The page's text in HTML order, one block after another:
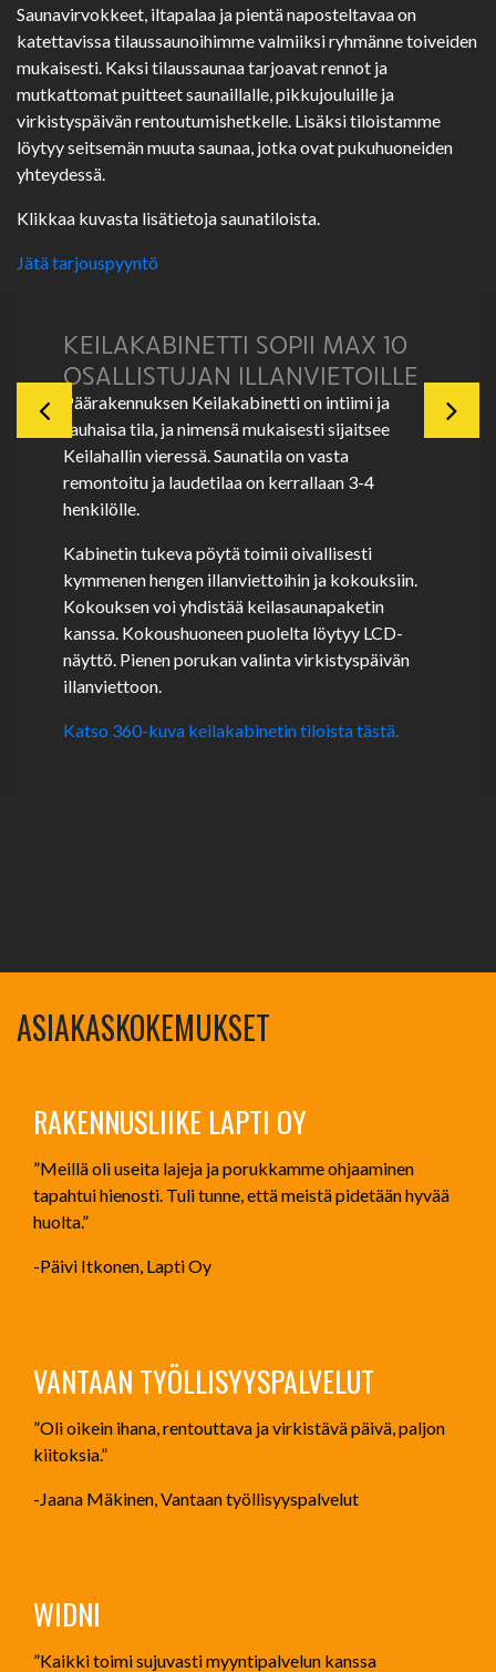
Saunavirvokkeet, iltapalaa ja pientä naposteltavaa on
katettavissa tilaussaunoihimme valmiiksi ryhmänne toiveiden
mukaisesti. Kaksi tilaussaunaa tarjoavat rennot ja
mutkattomat puitteet saunaillalle, pikkujouluille ja
virkistyspäivän rentoutumishetkelle. Lisäksi tiloistamme
löytyy seitsemän muuta saunaa, jotka ovat pukuhuoneiden
yhteydessä.
Klikkaa kuvasta lisätietoja saunatiloista.
Jätä tarjouspyyntö
KEILAKABINETTI SOPII MAX 10
OSALLISTUJAN ILLANVIETOILLE
Päärakennuksen Keilakabinetti on intiimi ja
rauhaisa tila, ja nimensä mukaisesti sijaitsee
Keilahallin vieressä. Saunatila on vasta
remontoitu ja laudetilaa on kerrallaan 3-4
henkilölle.
Kabinetin tukeva pöytä toimii oivallisesti
kymmenen hengen illanviettoihin ja kokouksiin.
Kokouksen voi yhdistää keilasaunapaketin
kanssa. Kokoushuoneen puolelta löytyy LCD-
näyttö. Pienen porukan valinta virkistyspäivän
illanviettoon.
Katso 360-kuva keilakabinetin tiloista tästä.
ASIAKASKOKEMUKSET
RAKENNUSLIIKE LAPTI OY
”Meillä oli useita lajeja ja porukkamme ohjaaminen
tapahtui hienosti. Tuli tunne, että meistä pidetään hyvää
huolta.”
-Päivi Itkonen, Lapti Oy
VANTAAN TYÖLLISYYSPALVELUT
”Oli oikein ihana, rentouttava ja virkistävä päivä, paljon
kiitoksia.”
-Jaana Mäkinen, Vantaan työllisyyspalvelut
WIDNI
”Kaikki toimi sujuvasti myyntipalvelun kanssa